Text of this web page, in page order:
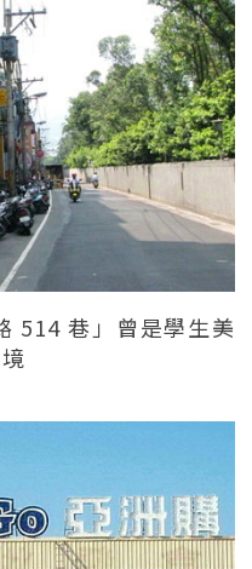
514 巷」曾是學生美